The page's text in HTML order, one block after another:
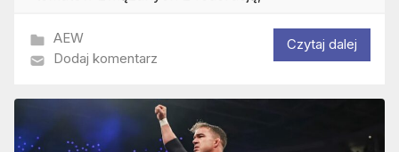
AEW
Dodaj komentarz
Czytaj dalej